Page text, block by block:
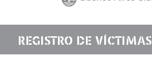
REGISTRO DE VÍCTIMAS